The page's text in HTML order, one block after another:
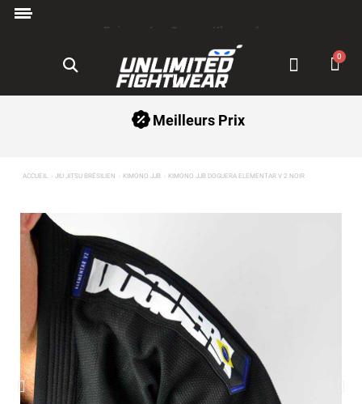
Meilleurs Prix
ACCUEIL JIU JITSU BRÉSILIEN KIMONO JJB KIMONO JJB DOGUERA ELEMENTAR V 2 NOIR